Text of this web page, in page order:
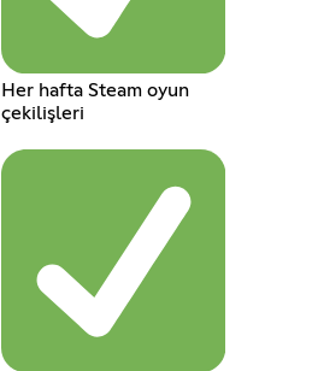
Her hafta Steam oyun
çekilişleri